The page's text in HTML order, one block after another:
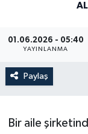
01.06.2026 - 05:40
YAYINLANMA
Paylaş
Bir aile
Turizm
Haber Arşivi